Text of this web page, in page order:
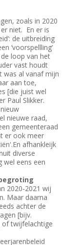
zoals in 2020
niet. En er is
de uitbreiding
‘voorspellling’
loop van het
vast houdt
was al vanaf mijn
aan toe,
[die juist wel
Paul Slikker.
nieuwe raad,
gemeenteraad
er ook meer
afhankleijk
diverse
wel eens een
2020-2021 wij
Maar daarna
achter de
[bijv.
of twijfelachtige